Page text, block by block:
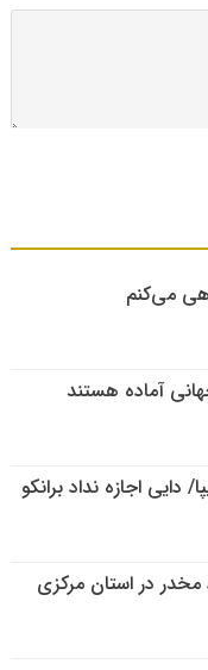
می‌کنم
آماده هستند
اجازه نداد برانکو
تن مواد مخدر در استان مرکزی